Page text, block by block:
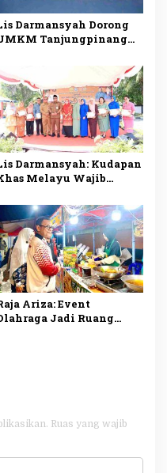
Darmansyah Dorong
Tanjungpinang
Nasional
Darmansyah: Kudapan
Melayu Wajib
Pemerintah
Ariza: Event
Jadi Ruang
Ruas yang wajib